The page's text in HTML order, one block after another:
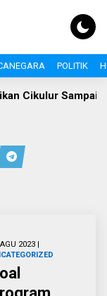
POLITIK
Sampaikan
2023 |